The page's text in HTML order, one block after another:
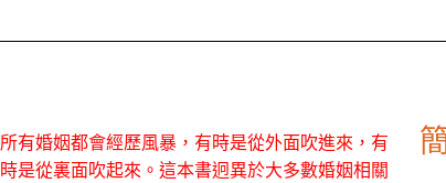
所有婚姻都會經歷風暴，有時是從外面吹進來，有
時是從裏面吹起來。這本書迥異於大多數婚姻相關